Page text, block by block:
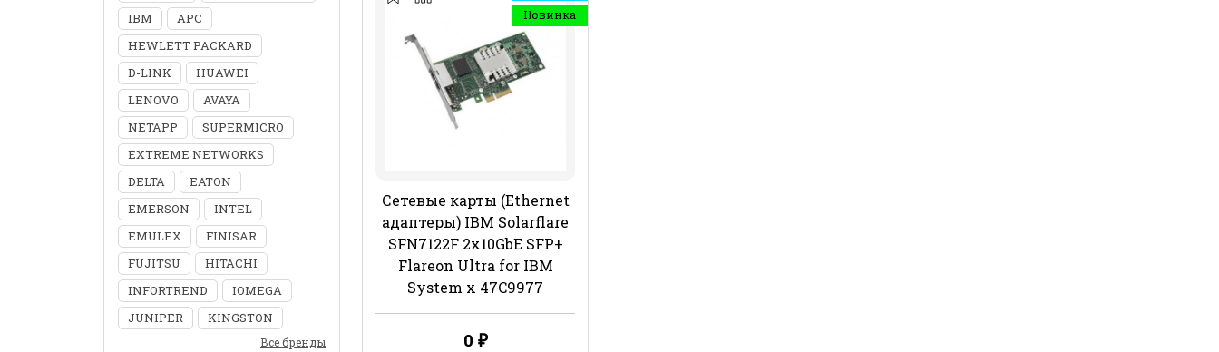
IBM
APC
HEWLETT PACKARD
D-LINK
HUAWEI
LENOVO
AVAYA
NETAPP
SUPERMICRO
EXTREME NETWORKS
DELTA
EATON
EMERSON
INTEL
EMULEX
FINISAR
FUJITSU
HITACHI
INFORTREND
IOMEGA
JUNIPER
KINGSTON
Все бренды
Новинка
Сетевые карты (Ethernet
адаптеры) IBM Solarflare
SFN7122F 2x10GbE SFP+
Flareon Ultra for IBM
System x 47C9977
0 ₽